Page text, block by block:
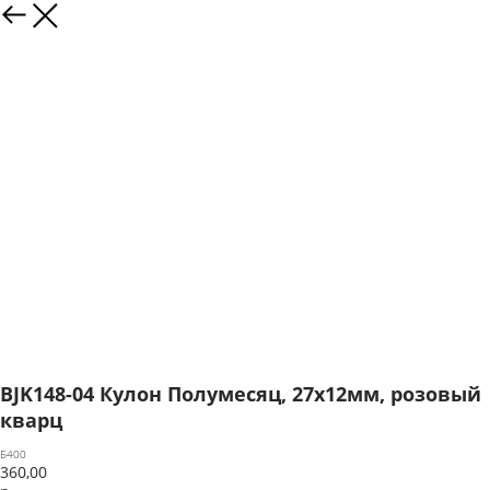
BJK148-04 Кулон Полумесяц, 27х12мм, розовый
кварц
Б400
360,00